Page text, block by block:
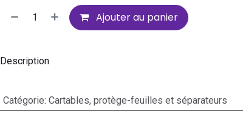
Ajouter au panier
Description
Catégorie: Cartables, protège-feuilles et séparateurs